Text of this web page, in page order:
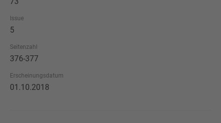
Issue
5
Seitenzahl
376-377
Erscheinungsdatum
01.10.2018